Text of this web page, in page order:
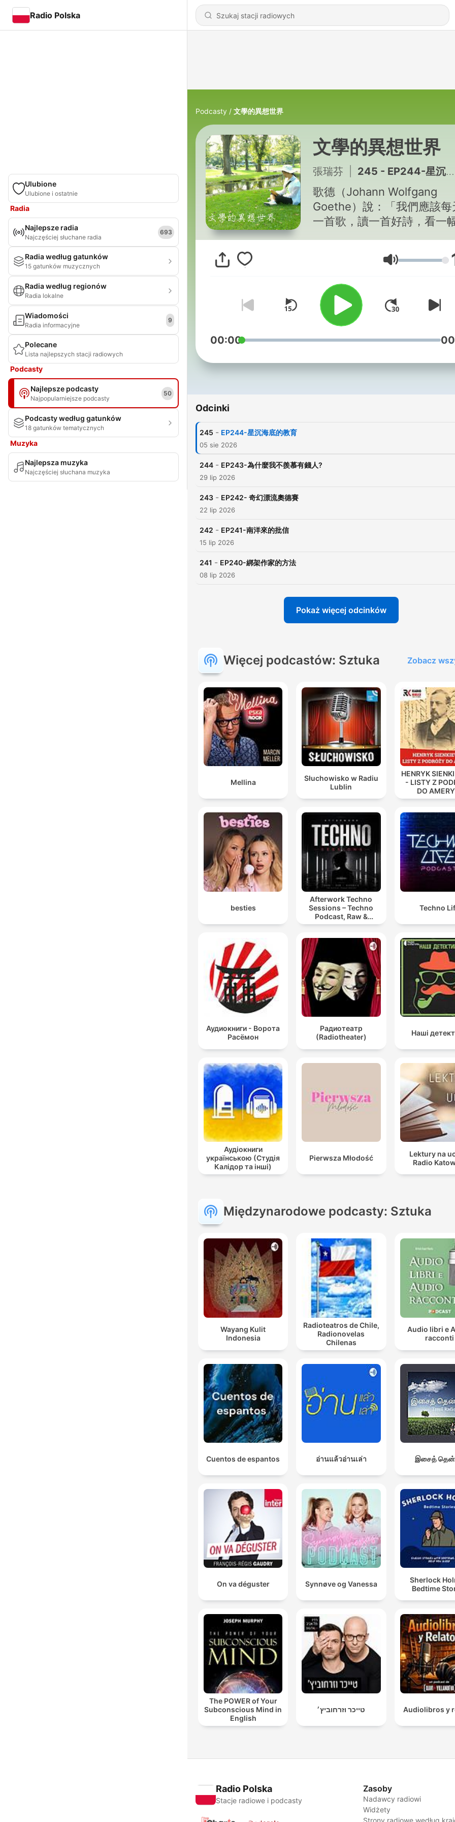
Radio Polska
Ulubione
Ulubione i ostatnie
Radia
Najlepsze radia
Najczęściej słuchane radia
693
Radia według gatunków
15 gatunków muzycznych
Radia według regionów
Radia lokalne
Wiadomości
Radia informacyjne
9
Polecane
Lista najlepszych stacji radiowych
Podcasty
Najlepsze podcasty
Najpopularniejsze podcasty
50
Podcasty według gatunków
18 gatunków tematycznych
Muzyka
Najlepsza muzyka
Najczęściej słuchana muzyka
Podcasty 文學的異想世界
文學的異想世界
張瑞芬 245 - EP244-星沉海底的教育
歌德（Johann Wolfgang
Goethe）說：「我們應該每
一首歌，讀一首好詩，看一
理的話」。這是一個愛書人
書頻道，適合繁忙生活中想
逛書店，寫書評，研究現代
學，與你分享生活中的文學
影、音樂、時事與心靈成長。
Hosting provided by
Głośność
00:00
Odcinki
245 - EP244-星沉海底的教育
05 sie 2026
244 - EP243-為什麼我不羨慕有錢人?
29 lip 2026
243 - EP242- 奇幻漂流奧德賽
22 lip 2026
242 - EP241-南洋來的批信
15 lip 2026
241 - EP240-綁架作家的方法
08 lip 2026
Pokaż więcej odcinków
Więcej podcastów: Sztuka Zobacz
Mellina
Słuchowisko w Radiu
Lublin
HENRYK
- LISTY Z
DO
besties
Afterwork Techno
Sessions – Techno
Podcast, Raw &
Hypnotic Techno
Techno
Аудиокниги - Ворота
Расёмон
Радиотеатр
(Radiotheater)
Наші
Аудіокниги
українською (Студія
Калідор та інші)
Pierwsza Młodość
Lektury na
Radio
Międzynarodowe podcasty: Sztuka
Wayang Kulit
Indonesia
Radioteatros de Chile,
Radionovelas
Chilenas
Audio libri e
racconti
Cuentos de espantos อ่านแล้วอ่านเล่า இசைத்
On va déguster Synnøve og Vanessa
Sherlock
Bedtime
The POWER of Your
Subconscious Mind in
English
טייכר וזרחוביץ׳ Audiolibros y
Radio Polska
Stacje radiowe i podcasty
Zasoby
Nadawcy radiowi
Widżety
Strony radiowe według